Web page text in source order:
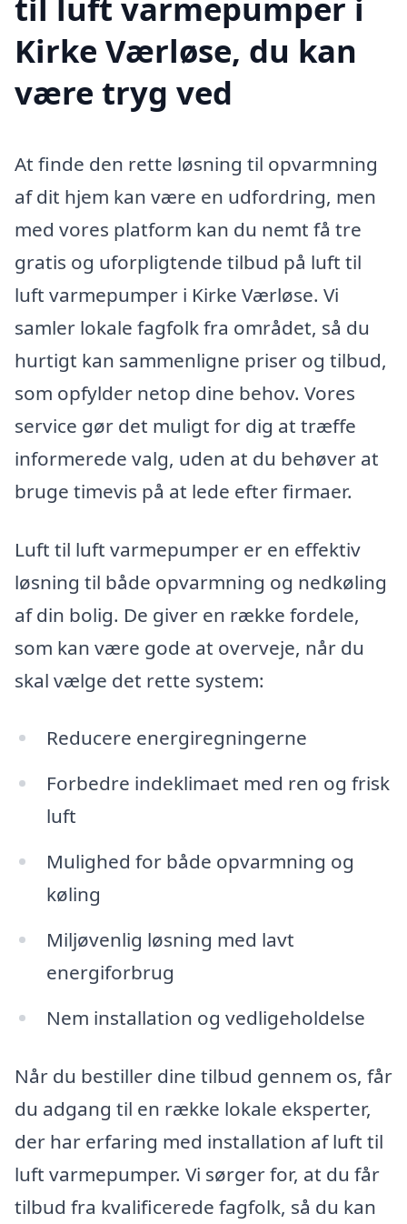
til luft varmepumper i
Kirke Værløse, du kan
være tryg ved
At finde den rette løsning til opvarmning
af dit hjem kan være en udfordring, men
med vores platform kan du nemt få tre
gratis og uforpligtende tilbud på luft til
luft varmepumper i Kirke Værløse. Vi
samler lokale fagfolk fra området, så du
hurtigt kan sammenligne priser og tilbud,
som opfylder netop dine behov. Vores
service gør det muligt for dig at træffe
informerede valg, uden at du behøver at
bruge timevis på at lede efter firmaer.
Luft til luft varmepumper er en effektiv
løsning til både opvarmning og nedkøling
af din bolig. De giver en række fordele,
som kan være gode at overveje, når du
skal vælge det rette system:
Reducere energiregningerne
Forbedre indeklimaet med ren og frisk
luft
Mulighed for både opvarmning og
køling
Miljøvenlig løsning med lavt
energiforbrug
Nem installation og vedligeholdelse
Når du bestiller dine tilbud gennem os, får
du adgang til en række lokale eksperter,
der har erfaring med installation af luft til
luft varmepumper. Vi sørger for, at du får
tilbud fra kvalificerede fagfolk, så du kan